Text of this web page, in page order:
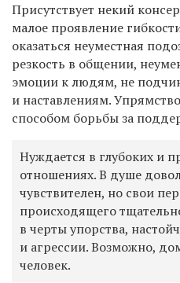
Присутствует некий
малое проявление
оказаться неуместная
резкость в общении,
эмоции к людям, не
и наставлениям.
способом борьбы за
Нуждается в глубоких и
отношениях. В душе
чувствителен, но свои
происходящего
в черты упорства,
и агрессии. Возможно,
человек.